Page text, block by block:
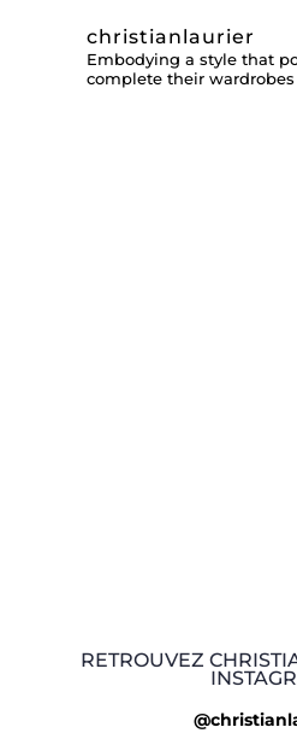
christianlaurier
Embodying a style that
complete their
RETROUVEZ